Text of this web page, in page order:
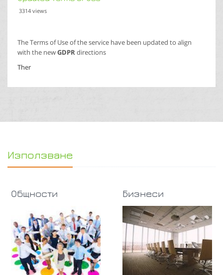
3314 views
The Terms of Use of the service have been updated to align
with the newGDPRdirections
Ther
Използване
Общности Бизнеси